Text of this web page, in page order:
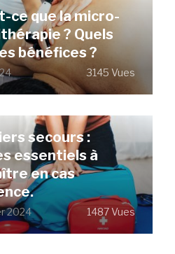
ce que la micro-
? Quels
bénéfices ?
3145 Vues
secours :
essentiels à
en cas
2024 1487 Vues